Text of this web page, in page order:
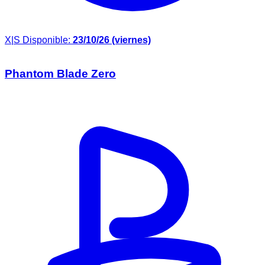
X|S Disponible: 23/10/26 (viernes)
Phantom Blade Zero